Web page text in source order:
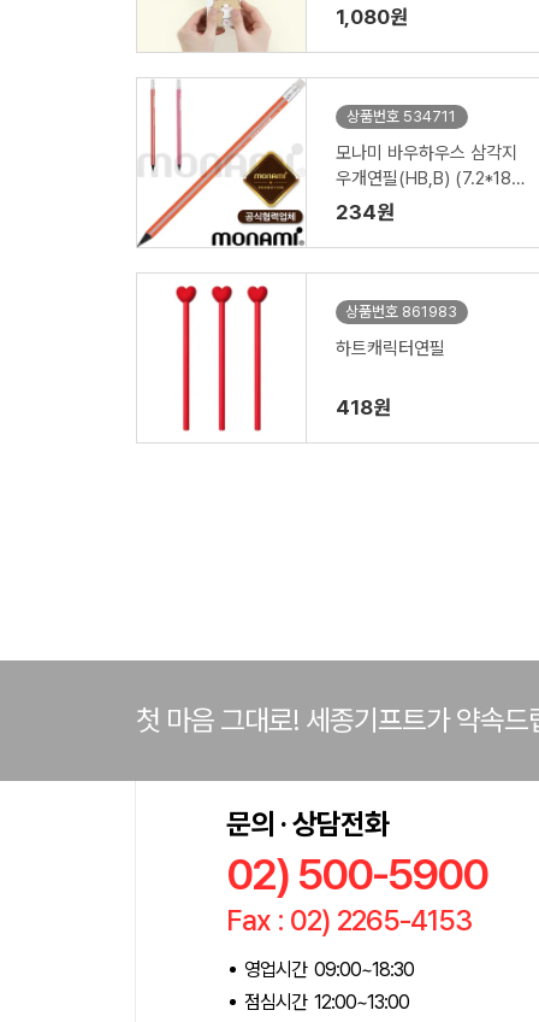
1,080원
상품번호 534711
모나미 바우하우스 삼각지
우개연필(HB,B) (7.2*188
mm) (모나미공식협력업
234원
상품번호 861983
하트캐릭터연필
418원
첫 마음 그대로! 세종기프트가 약속드
문의 · 상담전화
02) 500-5900
Fax : 02) 2265-4153
영업시간 09:00~18:30
점심시간 12:00~13:00